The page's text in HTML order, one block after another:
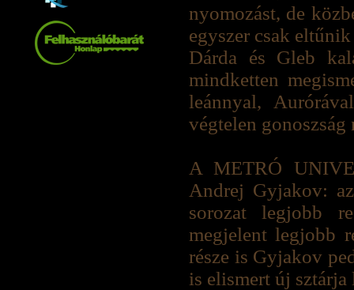
nyomozást, de
egyszer csak
Dárda és Gleb
mindketten
leánnyal,
végtelen gonoszság
A METRÓ
Andrej Gyjakov:
sorozat legjobb
megjelent legjobb
része is Gyjakov
is elismert új sztárja